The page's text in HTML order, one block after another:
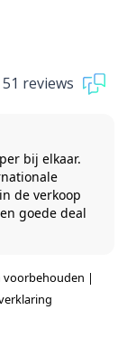
51 reviews
bij elkaar.
de verkoop
goede deal
voorbehouden |